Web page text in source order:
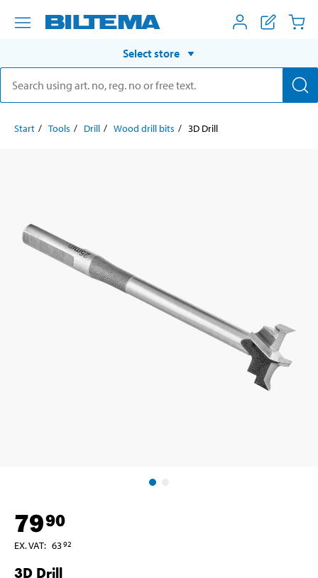
Select store
Start Tools Drill Wood drill bits 3D Drill
7990
EX. VAT: 6392
3D Drill